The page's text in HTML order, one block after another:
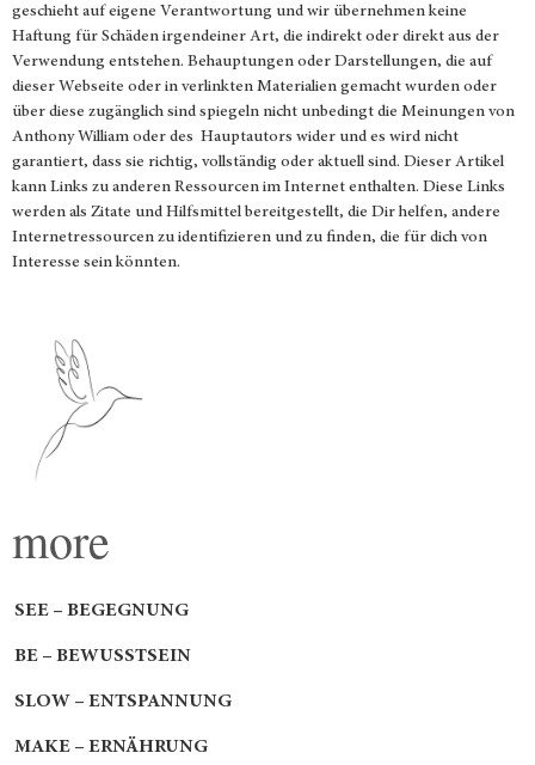
geschieht auf eigene Verantwortung und wir übernehmen keine
Haftung für Schäden irgendeiner Art, die indirekt oder direkt aus der
Verwendung entstehen. Behauptungen oder Darstellungen, die auf
dieser Webseite oder in verlinkten Materialien gemacht wurden oder
über diese zugänglich sind spiegeln nicht unbedingt die Meinungen von
Anthony William oder des Hauptautors wider und es wird nicht
garantiert, dass sie richtig, vollständig oder aktuell sind. Dieser Artikel
kann Links zu anderen Ressourcen im Internet enthalten. Diese Links
werden als Zitate und Hilfsmittel bereitgestellt, die Dir helfen, andere
Internetressourcen zu identifizieren und zu finden, die für dich von
Interesse sein könnten.
more
SEE – BEGEGNUNG
BE – BEWUSSTSEIN
SLOW – ENTSPANNUNG
MAKE – ERNÄHRUNG